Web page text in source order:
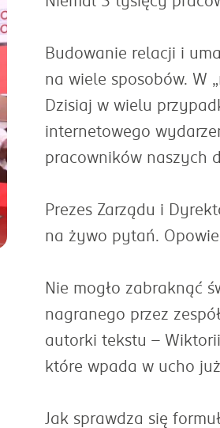
Budowanie relacji i
na wiele sposobów. W
Dzisiaj w wielu
internetowego
pracowników naszych
Prezes Zarządu i
na żywo pytań.
Nie mogło zabraknąć
nagranego przez
autorki tekstu –
które wpada w ucho
Jak sprawdza się